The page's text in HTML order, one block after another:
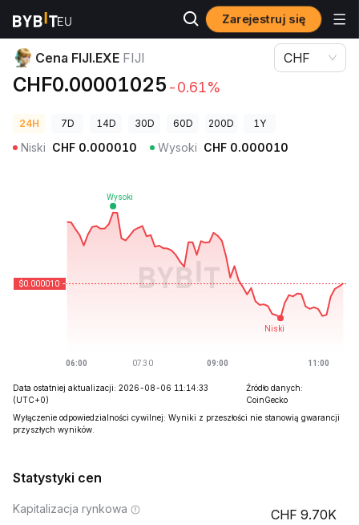
Zarejestruj się
Ceny kryptowalut Cena FIJI.EXE FIJI
Cena FIJI.EXE FIJI
CHF0.00001025 -0.61%
CHF
24H 7D 14D 30D 60D 200D 1Y
Niski CHF 0.000010 Wysoki CHF 0.000010
Data ostatniej aktualizacji: 2026-08-06 11:14:33
(UTC+0)
Źródło danych:
CoinGecko
Wyłączenie odpowiedzialności cywilnej: Wyniki z przeszłości nie stanowią gwarancji
przyszłych wyników.
Statystyki cen
Kapitalizacja rynkowa 9.70K